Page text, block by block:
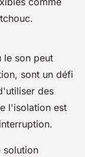
le son peut
sont un défi
des
l'isolation est
solution